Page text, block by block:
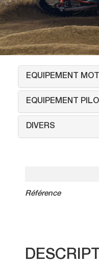
EQUIPEMENT
EQUIPEMENT
DIVERS
Référence